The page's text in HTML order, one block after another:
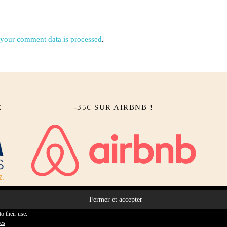
comment data is processed.
-35€ SUR AIRBNB !
their use.